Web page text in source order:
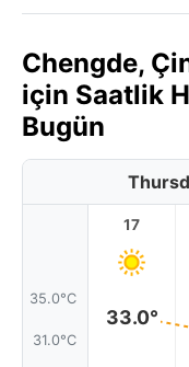
Chengde,
için Saatlik
Bugün
35.0°C
31.0°C
17
33.0°